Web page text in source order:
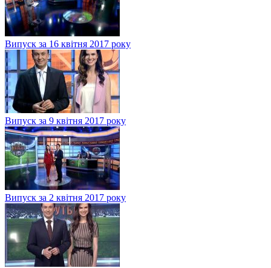
Випуск за 16 квітня 2017 року
Випуск за 9 квітня 2017 року
Випуск за 2 квітня 2017 року